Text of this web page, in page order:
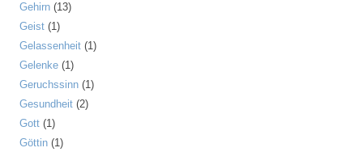
Gehirn (13)
Geist (1)
Gelassenheit (1)
Gelenke (1)
Geruchssinn (1)
Gesundheit (2)
Gott (1)
Göttin (1)